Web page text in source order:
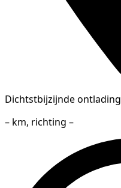
Dichtstbijzijnde ontlading
– km, richting –